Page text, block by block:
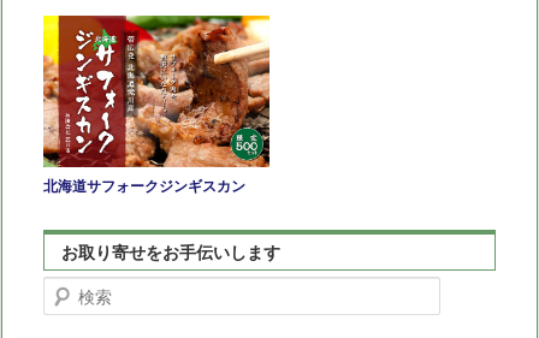
北海道サフォークジンギスカン
お取り寄せをお手伝いします
検
索